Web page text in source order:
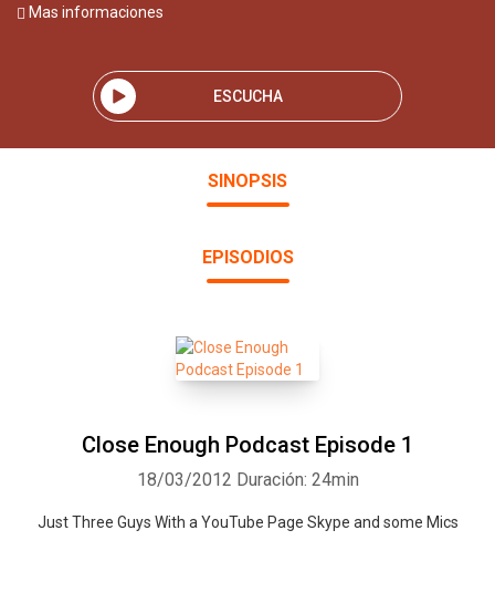
Mas informaciones
ESCUCHA
SINOPSIS
EPISODIOS
Close Enough Podcast Episode 1
18/03/2012 Duración: 24min
Just Three Guys With a YouTube Page Skype and some Mics